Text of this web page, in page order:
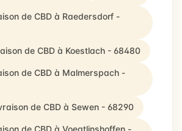
de CBD à Raedersdorf -
de CBD à Koestlach - 68480
de CBD à Malmerspach -
de CBD à Sewen - 68290
de CBD à Voegtlinshoffen -